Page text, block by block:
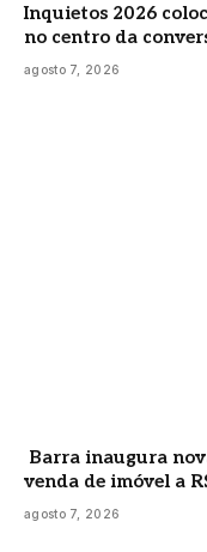
Inquietos 2026
no centro da
agosto 7, 2026
Barra inaugura
venda de imóvel a
agosto 7, 2026